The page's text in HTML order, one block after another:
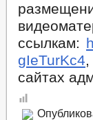
ссылкам:
gIeTurKc4,
сайтах